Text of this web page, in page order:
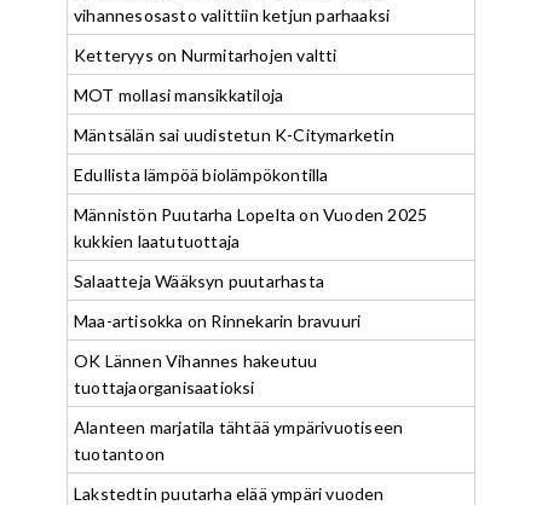
vihannesosasto valittiin ketjun parhaaksi
Ketteryys on Nurmitarhojen valtti
MOT mollasi mansikkatiloja
Mäntsälän sai uudistetun K-Citymarketin
Edullista lämpöä biolämpökontilla
Männistön Puutarha Lopelta on Vuoden 2025
kukkien laatutuottaja
Salaatteja Wääksyn puutarhasta
Maa-artisokka on Rinnekarin bravuuri
OK Lännen Vihannes hakeutuu
tuottajaorganisaatioksi
Alanteen marjatila tähtää ympärivuotiseen
tuotantoon
Lakstedtin puutarha elää ympäri vuoden